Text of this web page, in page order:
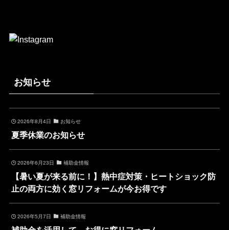
お知らせ
2026年8月4日 お知らせ
夏季休業のお知らせ
2026年6月23日 補助金情報
【暑い夏が来る前に！】熱中症対策・ヒートショック防
止の両方に効く窓リフォームが今お得です
2026年5月7日 補助金情報